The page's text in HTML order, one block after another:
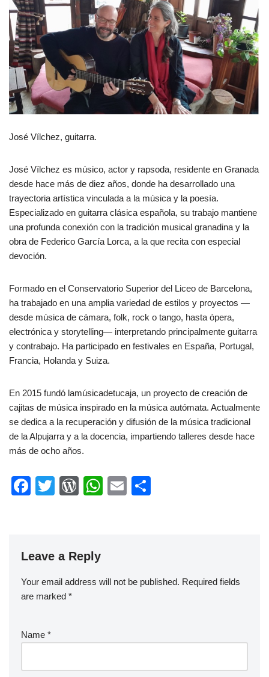
José Vílchez, guitarra.
José Vílchez es músico, actor y rapsoda, residente en Granada
desde hace más de diez años, donde ha desarrollado una
trayectoria artística vinculada a la música y la poesía.
Especializado en guitarra clásica española, su trabajo mantiene
una profunda conexión con la tradición musical granadina y la
obra de Federico García Lorca, a la que recita con especial
devoción.
Formado en el Conservatorio Superior del Liceo de Barcelona,
ha trabajado en una amplia variedad de estilos y proyectos —
desde música de cámara, folk, rock o tango, hasta ópera,
electrónica y storytelling— interpretando principalmente guitarra
y contrabajo. Ha participado en festivales en España, Portugal,
Francia, Holanda y Suiza.
En 2015 fundó lamúsicadetucaja, un proyecto de creación de
cajitas de música inspirado en la música autómata. Actualmente
se dedica a la recuperación y difusión de la música tradicional
de la Alpujarra y a la docencia, impartiendo talleres desde hace
más de ocho años.
F
b
o
o
T
W
e
ss
W
p
E
Leave a Reply
Your email address will not be published. Required fields
are marked *
Name *